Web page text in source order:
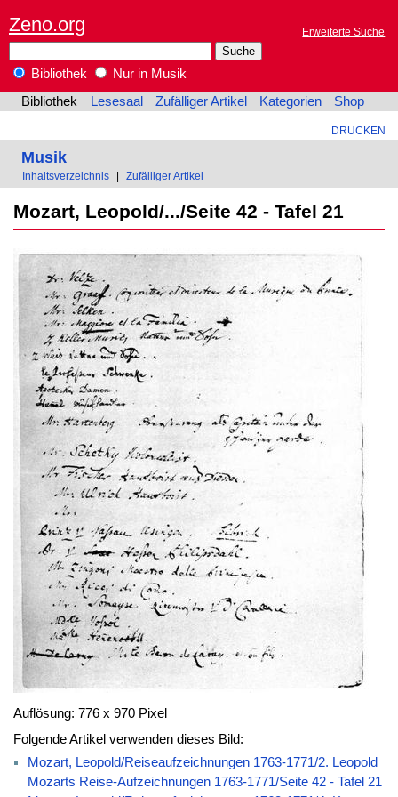
Zeno.org Erweiterte Suche
Bibliothek
Nur in Musik
Bibliothek
Lesesaal Zufälliger Artikel Kategorien Shop
DRUCKEN
Musik
Inhaltsverzeichnis Zufälliger Artikel
Mozart, Leopold/.../Seite 42 - Tafel 21
Auflösung: 776 x 970 Pixel
Folgende Artikel verwenden dieses Bild:
Mozart, Leopold/Reiseaufzeichnungen 1763-1771/2. Leopold
Mozarts Reise-Aufzeichnungen 1763-1771/Seite 42 - Tafel 21